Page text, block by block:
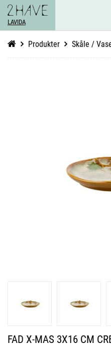
LAVIDA
Produkter Skåle /
FAD X-MAS 3X16 CM